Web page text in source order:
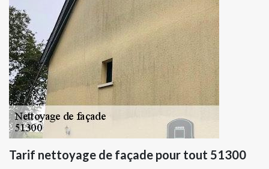
Tarif nettoyage de façade pour tout 51300